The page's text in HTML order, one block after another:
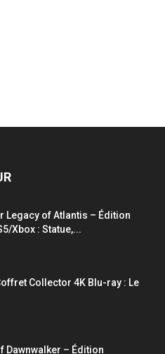
Legacy of Atlantis – Édition
Xbox : Statue,...
Collector 4K Blu-ray : Le
Dawnwalker – Édition